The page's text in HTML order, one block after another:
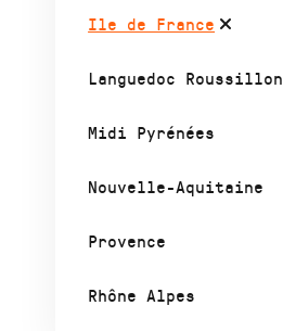
Ile de France
Languedoc Roussillon
Midi Pyrénées
Nouvelle-Aquitaine
Provence
Rhône Alpes